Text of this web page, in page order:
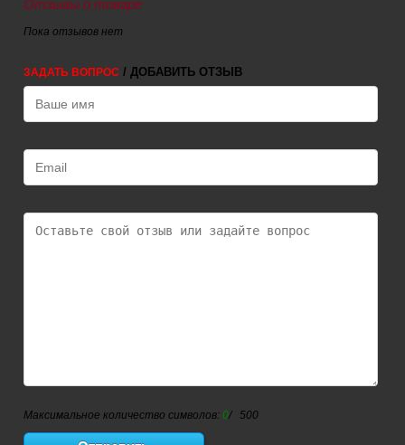
Отзывы о товаре
Пока отзывов нет
ЗАДАТЬ ВОПРОС / ДОБАВИТЬ ОТЗЫВ
Максимальное количество символов: 0/ 500